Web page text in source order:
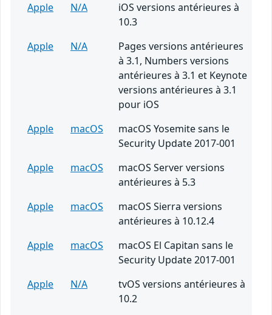
Apple
N/A
iOS versions antérieures à
10.3
Apple
N/A
Pages versions antérieures
à 3.1, Numbers versions
antérieures à 3.1 et Keynote
versions antérieures à 3.1
pour iOS
Apple
macOS
macOS Yosemite sans le
Security Update 2017-001
Apple
macOS
macOS Server versions
antérieures à 5.3
Apple
macOS
macOS Sierra versions
antérieures à 10.12.4
Apple
macOS
macOS El Capitan sans le
Security Update 2017-001
Apple
N/A
tvOS versions antérieures à
10.2